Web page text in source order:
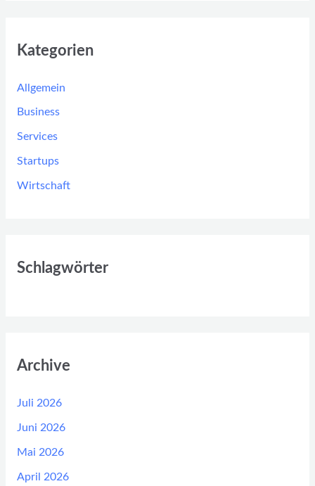
Kategorien
Allgemein
Business
Services
Startups
Wirtschaft
Schlagwörter
Archive
Juli 2026
Juni 2026
Mai 2026
April 2026